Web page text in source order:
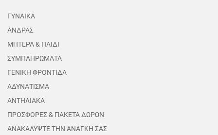
ΓΥΝΑΙΚΑ
ΑΝΔΡΑΣ
ΜΗΤΕΡΑ & ΠΑΙΔΙ
ΣΥΜΠΛΗΡΩΜΑΤΑ
ΓΕΝΙΚΗ ΦΡΟΝΤΙΔΑ
ΑΔΥΝΑΤΙΣΜΑ
ΑΝΤΗΛΙΑΚΑ
ΠΡΟΣΦΟΡΕΣ & ΠΑΚΕΤΑ ΔΩΡΩΝ
ΑΝΑΚΑΛΥΨΤΕ ΤΗΝ ΑΝΑΓΚΗ ΣΑΣ